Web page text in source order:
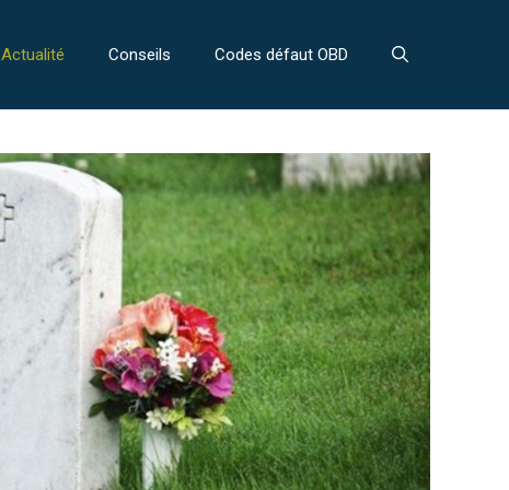
Actualité Conseils Codes défaut OBD